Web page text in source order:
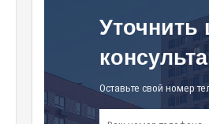
Уточнить
Оставьте свой номер